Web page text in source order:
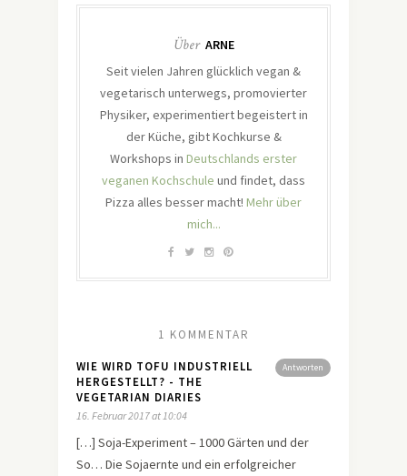
Über ARNE
Seit vielen Jahren glücklich vegan &
vegetarisch unterwegs, promovierter
Physiker, experimentiert begeistert in
der Küche, gibt Kochkurse &
Workshops in Deutschlands erster
veganen Kochschule und findet, dass
Pizza alles besser macht! Mehr über
mich...
1 KOMMENTAR
Antworten
WIE WIRD TOFU INDUSTRIELL
HERGESTELLT? - THE
VEGETARIAN DIARIES
16. Februar 2017 at 10:04
[…] Soja-Experiment – 1000 Gärten und der
So… Die Sojaernte und ein erfolgreicher